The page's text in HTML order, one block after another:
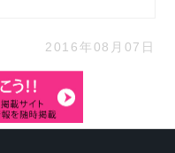
2016年08月07日